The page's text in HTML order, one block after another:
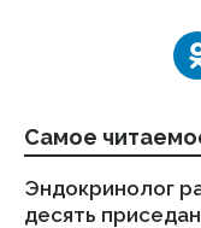
Самое
Эндокринолог
десять